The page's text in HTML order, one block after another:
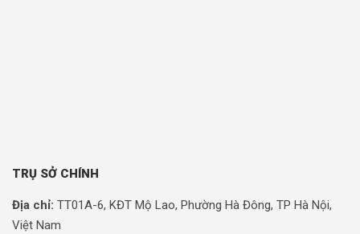
TRỤ SỞ CHÍNH
Địa chỉ: TT01A-6, KĐT Mộ Lao, Phường Hà Đông, TP Hà Nội,
Việt Nam